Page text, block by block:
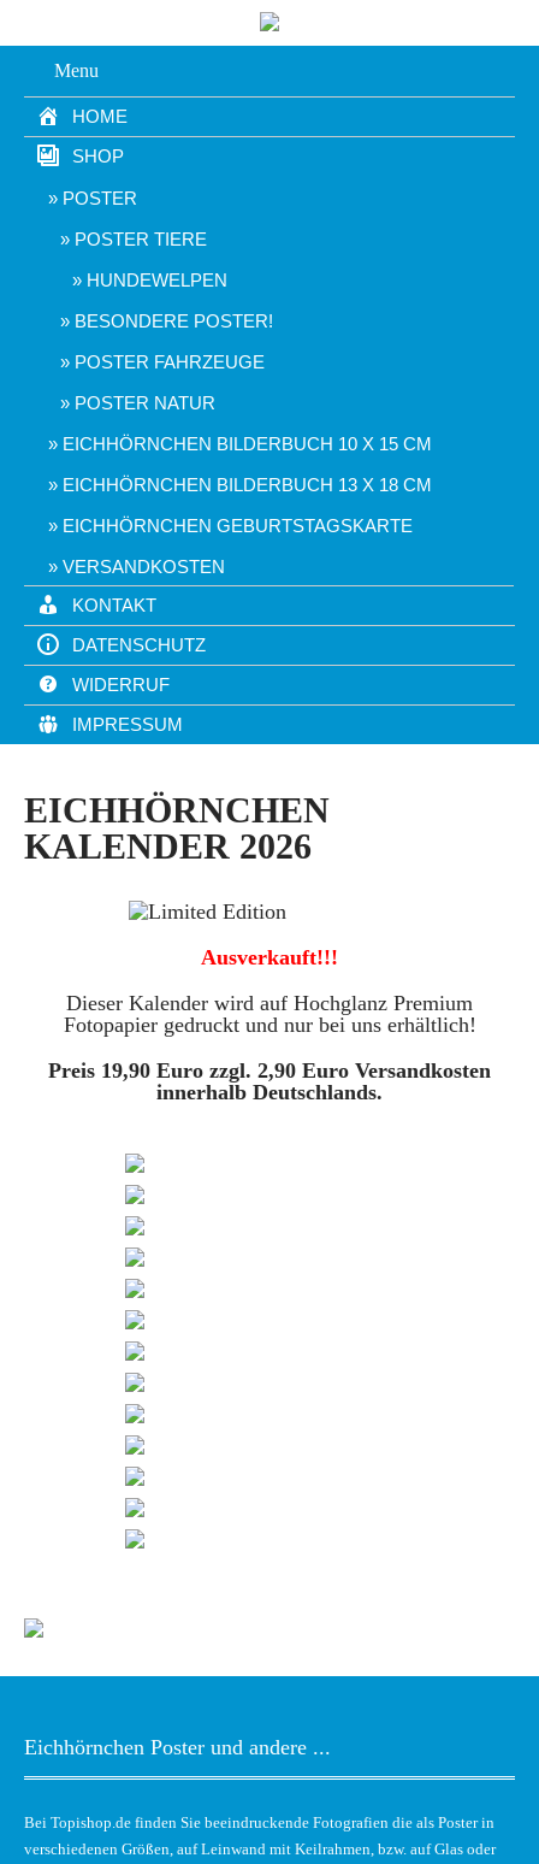
Menu
HOME
SHOP
POSTER
POSTER TIERE
HUNDEWELPEN
BESONDERE POSTER!
POSTER FAHRZEUGE
POSTER NATUR
EICHHÖRNCHEN BILDERBUCH 10 X 15 CM
EICHHÖRNCHEN BILDERBUCH 13 X 18 CM
EICHHÖRNCHEN GEBURTSTAGSKARTE
VERSANDKOSTEN
KONTAKT
DATENSCHUTZ
WIDERRUF
IMPRESSUM
EICHHÖRNCHEN
KALENDER 2026
Ausverkauft!!!
Dieser Kalender wird auf Hochglanz Premium
Fotopapier gedruckt und nur bei uns erhältlich!
Preis 19,90 Euro zzgl. 2,90 Euro Versandkosten
innerhalb Deutschlands.
Eichhörnchen Poster und andere ...
Bei Topishop.de finden Sie beeindruckende Fotografien die als Poster in
verschiedenen Größen, auf Leinwand mit Keilrahmen, bzw. auf Glas oder